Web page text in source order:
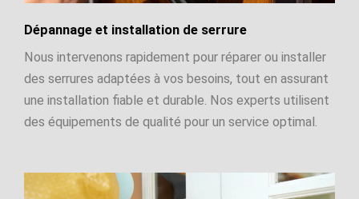
Dépannage et installation de serrure
Nous intervenons rapidement pour réparer ou installer
des serrures adaptées à vos besoins, tout en assurant
une installation fiable et durable. Nos experts utilisent
des équipements de qualité pour un service optimal.